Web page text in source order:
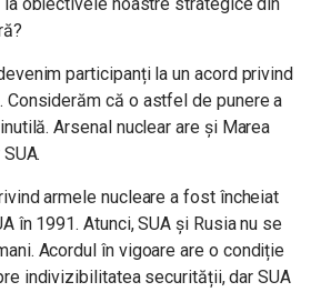
participanți la un acord privind
Considerăm că o astfel de punere a
Arsenal nuclear are și Marea
armele nucleare a fost încheiat
în 1991. Atunci, SUA și Rusia nu se
Acordul în vigoare are o condiție
indivizibilitatea securității, dar SUA